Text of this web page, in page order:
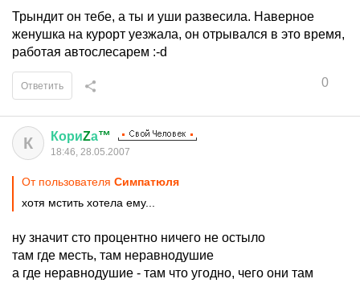
Трындит он тебе, а ты и уши развесила. Наверное
женушка на курорт уезжала, он отрывался в это время,
работая автослесарем :-d
0
Ответить
К КориZа™
18:46, 28.05.2007
От пользователя Симпатюля
хотя мстить хотела ему...
ну значит сто процентно ничего не остыло
там где месть, там неравнодушие
а где неравнодушие - там что угодно, чего они там